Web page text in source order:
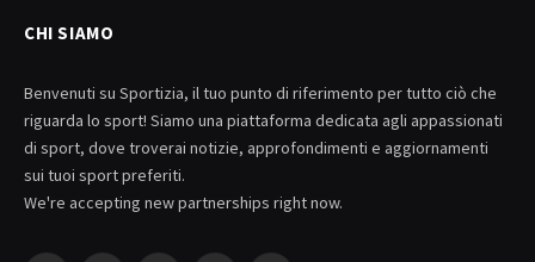
CHI SIAMO
Benvenuti su Sportizia, il tuo punto di riferimento per tutto ciò che
riguarda lo sport! Siamo una piattaforma dedicata agli appassionati
di sport, dove troverai notizie, approfondimenti e aggiornamenti
sui tuoi sport preferiti.
We're accepting new partnerships right now.